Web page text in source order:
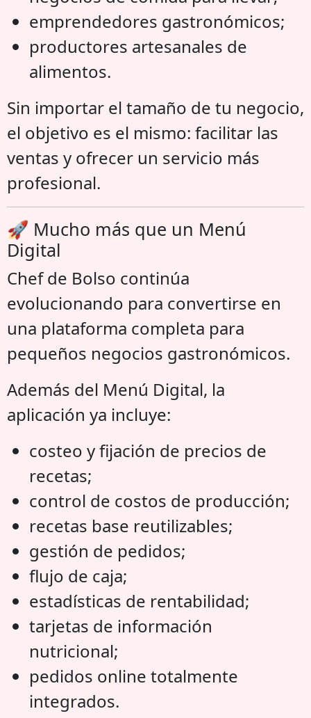
emprendedores gastronómicos;
productores artesanales de
alimentos.
Sin importar el tamaño de tu negocio,
el objetivo es el mismo: facilitar las
ventas y ofrecer un servicio más
profesional.
🚀 Mucho más que un Menú
Digital
Chef de Bolso continúa
evolucionando para convertirse en
una plataforma completa para
pequeños negocios gastronómicos.
Además del Menú Digital, la
aplicación ya incluye:
costeo y fijación de precios de
recetas;
control de costos de producción;
recetas base reutilizables;
gestión de pedidos;
flujo de caja;
estadísticas de rentabilidad;
tarjetas de información
nutricional;
pedidos online totalmente
integrados.